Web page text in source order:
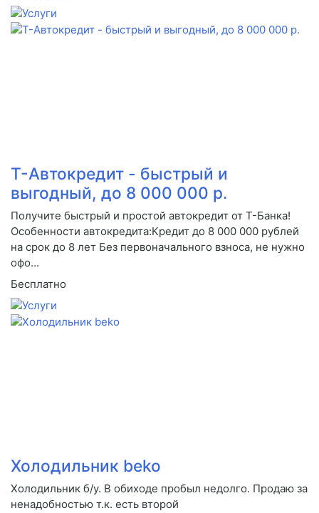
Т-Автокредит - быстрый и
выгодный, до 8 000 000 р.
Получите быстрый и простой автокредит от Т-Банка!
Особенности автокредита:Кредит до 8 000 000 рублей
на срок до 8 лет Без первоначального взноса, не нужно
офо...
Бесплатно
Холодильник beko
Холодильник б/у. В обиходе пробыл недолго. Продаю за
ненадобностью т.к. есть второй